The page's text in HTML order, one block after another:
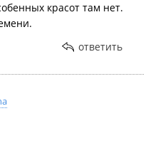
красот там нет.
ответить